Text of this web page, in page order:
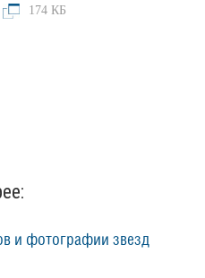
174 КБ
и фотографии звезд